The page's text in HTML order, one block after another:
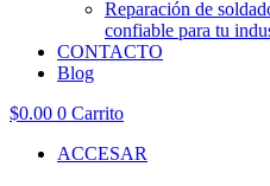
Reparación de
confiable para tu
CONTACTO
Blog
$0.00 0 Carrito
ACCESAR